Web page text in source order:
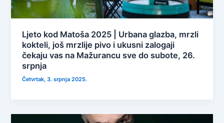
Ljeto kod Matoša 2025 | Urbana glazba, mrzli
kokteli, još mrzlije pivo i ukusni zalogaji
čekaju vas na Mažurancu sve do subote, 26.
srpnja
Četvrtak, 3. srpnja 2025.